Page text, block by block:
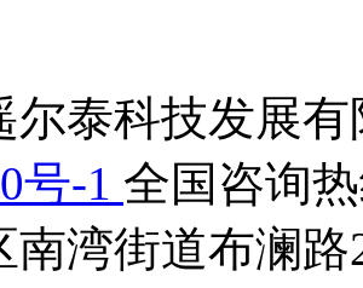
尔泰科技发展
号-1 全国咨询
南湾街道布澜